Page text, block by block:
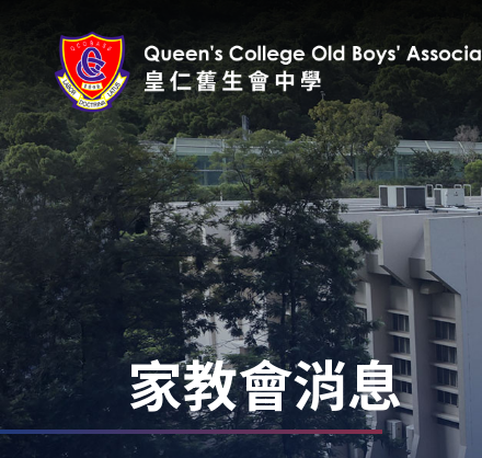
家教會消息